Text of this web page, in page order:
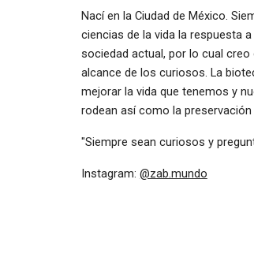
Nací en la Ciudad de México.
ciencias de la vida la respuesta
sociedad actual, por lo cual
alcance de los curiosos. La
mejorar la vida que tenemos y
rodean así como la
"Siempre sean curiosos y
Instagram: @zab.mundo